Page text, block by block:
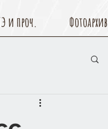
и проч. Фотоархив